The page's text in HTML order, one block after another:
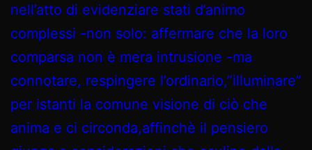
nell’atto di evidenziare stati d’animo
complessi -non solo: affermare che la loro
comparsa non è mera intrusione -ma
connotare, respingere l’ordinario,”illuminare”
per istanti la comune visione di ciò che
anima e ci circonda,affinchè il pensiero